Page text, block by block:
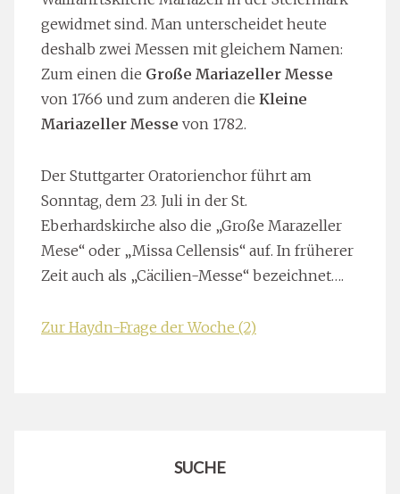
gewidmet sind. Man unterscheidet heute
deshalb zwei Messen mit gleichem Namen:
Zum einen die Große Mariazeller Messe
von 1766 und zum anderen die Kleine
Mariazeller Messe von 1782.
Der Stuttgarter Oratorienchor führt am
Sonntag, dem 23. Juli in der St.
Eberhardskirche also die „Große Marazeller
Mese“ oder „Missa Cellensis“ auf. In früherer
Zeit auch als „Cäcilien-Messe“ bezeichnet….
Zur Haydn-Frage der Woche (2)
SUCHE